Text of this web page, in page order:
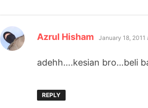
Azrul Hisham says:
January 18, 2011
adehh….kesian bro…beli
REPLY